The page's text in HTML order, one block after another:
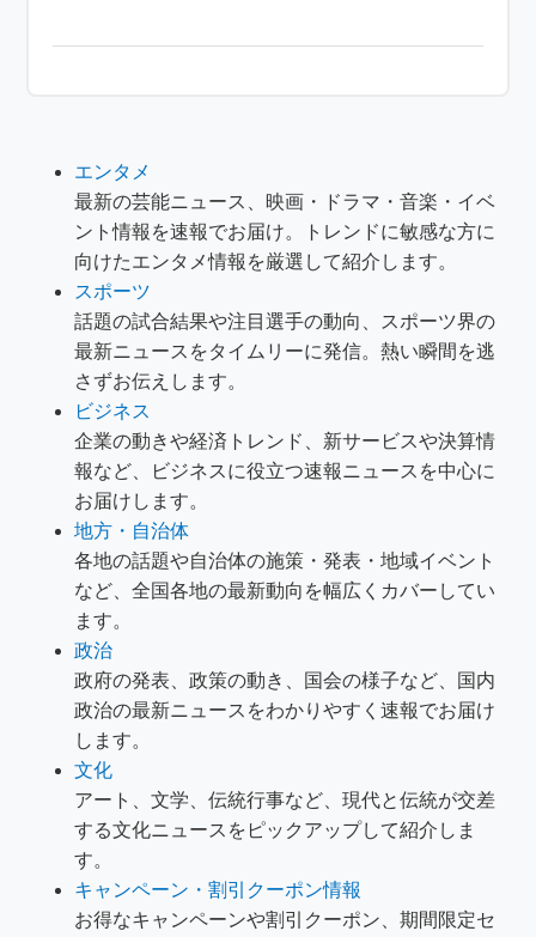
エンタメ
最新の芸能ニュース、映画・ドラマ・音楽・イベ
ント情報を速報でお届け。トレンドに敏感な方に
向けたエンタメ情報を厳選して紹介します。
スポーツ
話題の試合結果や注目選手の動向、スポーツ界の
最新ニュースをタイムリーに発信。熱い瞬間を逃
さずお伝えします。
ビジネス
企業の動きや経済トレンド、新サービスや決算情
報など、ビジネスに役立つ速報ニュースを中心に
お届けします。
地方・自治体
各地の話題や自治体の施策・発表・地域イベント
など、全国各地の最新動向を幅広くカバーしてい
ます。
政治
政府の発表、政策の動き、国会の様子など、国内
政治の最新ニュースをわかりやすく速報でお届け
します。
文化
アート、文学、伝統行事など、現代と伝統が交差
する文化ニュースをピックアップして紹介しま
す。
キャンペーン・割引クーポン情報
お得なキャンペーンや割引クーポン、期間限定セ